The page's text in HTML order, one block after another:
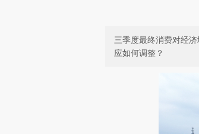
三季度最终消费对经
应如何调整？